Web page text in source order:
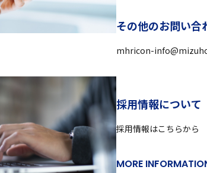
その他のお問い合
mhricon-
採用情報について
採用情報はこちらから
MORE